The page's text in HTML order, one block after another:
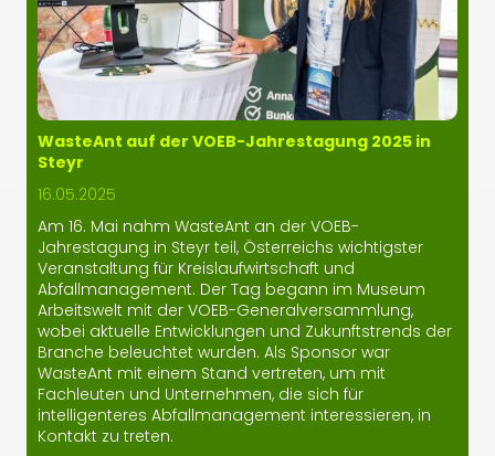
WasteAnt auf der VOEB-Jahrestagung 2025 in
Steyr
16.05.2025
Am 16. Mai nahm WasteAnt an der VOEB-
Jahrestagung in Steyr teil, Österreichs wichtigster
Veranstaltung für Kreislaufwirtschaft und
Abfallmanagement. Der Tag begann im Museum
Arbeitswelt mit der VOEB-Generalversammlung,
wobei aktuelle Entwicklungen und Zukunftstrends der
Branche beleuchtet wurden. Als Sponsor war
WasteAnt mit einem Stand vertreten, um mit
Fachleuten und Unternehmen, die sich für
intelligenteres Abfallmanagement interessieren, in
Kontakt zu treten.